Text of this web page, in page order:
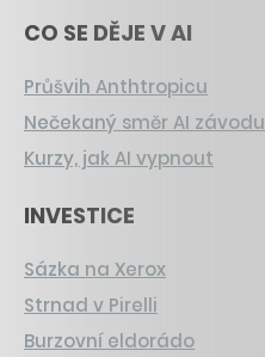
CO SE DĚJE V AI
Průšvih Anthtropicu
Nečekaný směr AI závodu
Kurzy, jak AI vypnout
INVESTICE
Sázka na Xerox
Strnad v Pirelli
Burzovní eldorádo